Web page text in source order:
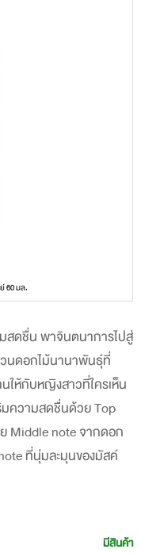
สดชื่น พาจินตนาการไปสู่
นดอกไม้นานาพันธุ์ที่
ให้กับหญิงสาวที่ใครเห็น
ความสดชื่นด้วย Top
Middle note จากดอก
ที่นุ่มละมุนของมัสค์
มีสินค้า
60 มล.